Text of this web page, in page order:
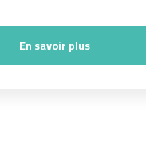
En savoir plus